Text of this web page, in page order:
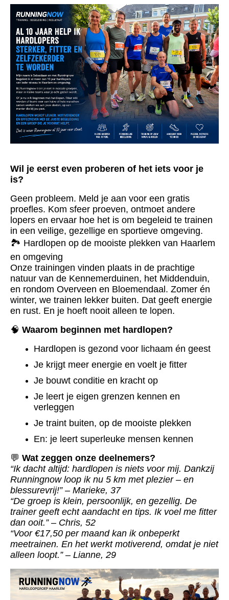
Wil je eerst even proberen of het iets voor je
is?
Geen probleem. Meld je aan voor een gratis
proefles. Kom sfeer proeven, ontmoet andere
lopers en ervaar hoe het is om begeleid te trainen
in een veilige, gezellige en sportieve omgeving.
🏞 Hardlopen op de mooiste plekken van Haarlem
en omgeving
Onze trainingen vinden plaats in de prachtige
natuur van de Kennemerduinen, het Middenduin,
en rondom Overveen en Bloemendaal. Zomer én
winter, we trainen lekker buiten. Dat geeft energie
en rust. En je hoeft nooit alleen te lopen.
🧠 Waarom beginnen met hardlopen?
Hardlopen is gezond voor lichaam én geest
Je krijgt meer energie en voelt je fitter
Je bouwt conditie en kracht op
Je leert je eigen grenzen kennen en
verleggen
Je traint buiten, op de mooiste plekken
En: je leert superleuke mensen kennen
💬 Wat zeggen onze deelnemers?
“Ik dacht altijd: hardlopen is niets voor mij. Dankzij
Runningnow loop ik nu 5 km met plezier – en
blessurevrij!” – Marieke, 37
“De groep is klein, persoonlijk, en gezellig. De
trainer geeft echt aandacht en tips. Ik voel me fitter
dan ooit.” – Chris, 52
“Voor €17,50 per maand kan ik onbeperkt
meetrainen. En het werkt motiverend, omdat je niet
alleen loopt.” – Lianne, 29